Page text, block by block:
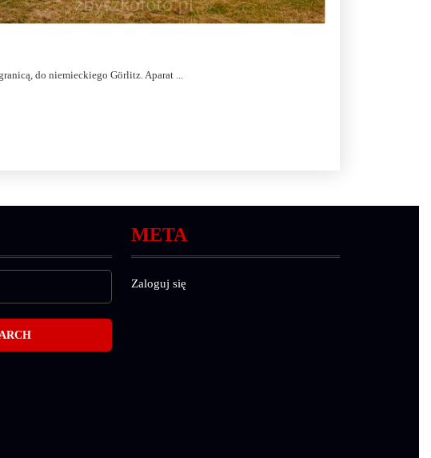
do niemieckiego Görlitz. Aparat ...
META
Zaloguj się